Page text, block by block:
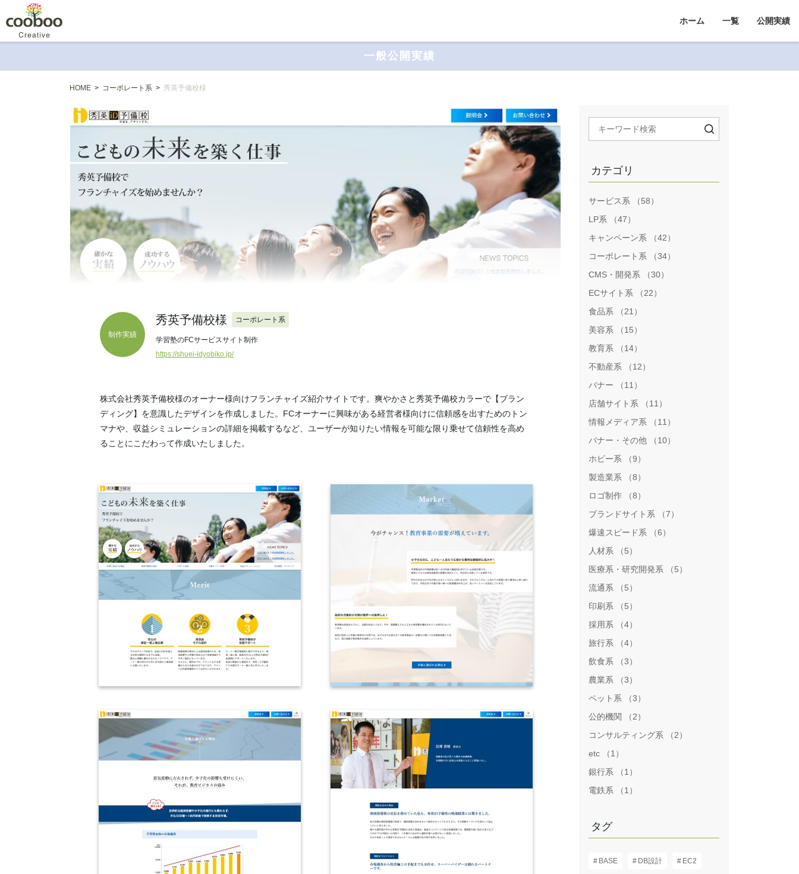
一般公開実績
ホーム 一覧 公開実績
HOME > コーポレート系 > 秀英予備校様
制作実績
秀英予備校様 コーポレート系
学習塾のFCサービスサイト制作
https://shuei-idyobiko.jp/
株式会社秀英予備校様のオーナー様向けフランチャイズ紹介サイトです。爽やかさと秀英予備校カラーで【ブラン
ディング】を意識したデザインを作成しました。FCオーナーに興味がある経営者様向けに信頼感を出すためのトン
マナや、収益シミュレーションの詳細を掲載するなど、ユーザーが知りたい情報を可能な限り乗せて信頼性を高め
ることにこだわって作成いたしました。
カテゴリ
サービス系 （58）
LP系 （47）
キャンペーン系 （42）
コーポレート系 （34）
CMS・開発系 （30）
ECサイト系 （22）
食品系 （21）
美容系 （15）
教育系 （14）
不動産系 （12）
バナー （11）
店舗サイト系 （11）
情報メディア系 （11）
バナー・その他 （10）
ホビー系 （9）
製造業系 （8）
ロゴ制作 （8）
ブランドサイト系 （7）
爆速スピード系 （6）
人材系 （5）
医療系・研究開発系 （5）
流通系 （5）
印刷系 （5）
採用系 （4）
旅行系 （4）
飲食系 （3）
農業系 （3）
ペット系 （3）
公的機関 （2）
コンサルティング系 （2）
etc （1）
銀行系 （1）
電鉄系 （1）
タグ
BASE DB設計 EC2